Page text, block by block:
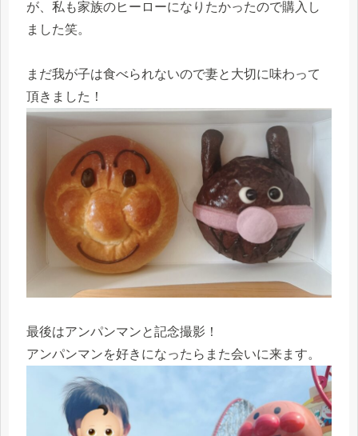
が、私も家族のヒーローになりたかったので購入し
ました笑。
まだ我が子は食べられないので妻と大切に味わって
頂きました！
最後はアンパンマンと記念撮影！
アンパンマンを好きになったらまた会いに来ます。